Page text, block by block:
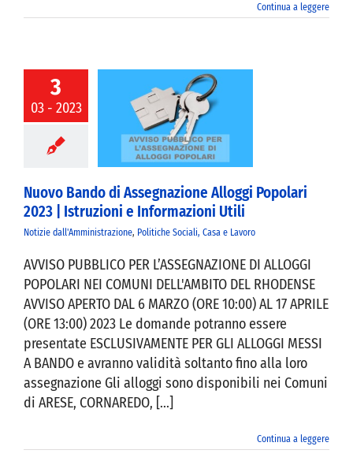
Continua a leggere
3
03 - 2023
Bando di
Alloggi
2023 |
e
Nuovo Bando di Assegnazione Alloggi Popolari
2023 | Istruzioni e Informazioni Utili
Notizie dall'Amministrazione, Politiche Sociali, Casa e Lavoro
AVVISO PUBBLICO PER L’ASSEGNAZIONE DI ALLOGGI
POPOLARI NEI COMUNI DELL'AMBITO DEL RHODENSE
AVVISO APERTO DAL 6 MARZO (ORE 10:00) AL 17 APRILE
(ORE 13:00) 2023 Le domande potranno essere
presentate ESCLUSIVAMENTE PER GLI ALLOGGI MESSI
A BANDO e avranno validità soltanto fino alla loro
assegnazione Gli alloggi sono disponibili nei Comuni
di ARESE, CORNAREDO, [...]
Continua a leggere